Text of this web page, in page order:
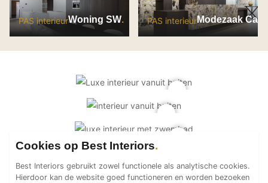
Wandafwerking
Beton Ciré
Audio/Video
PAS interieurWoning SW PAS interieurModezaak
Cookies op Best Interiors
Best Interiors gebruikt zowel functionele als analytische cookies.
Hierdoor kan de website goed functioneren en worden bezoeken